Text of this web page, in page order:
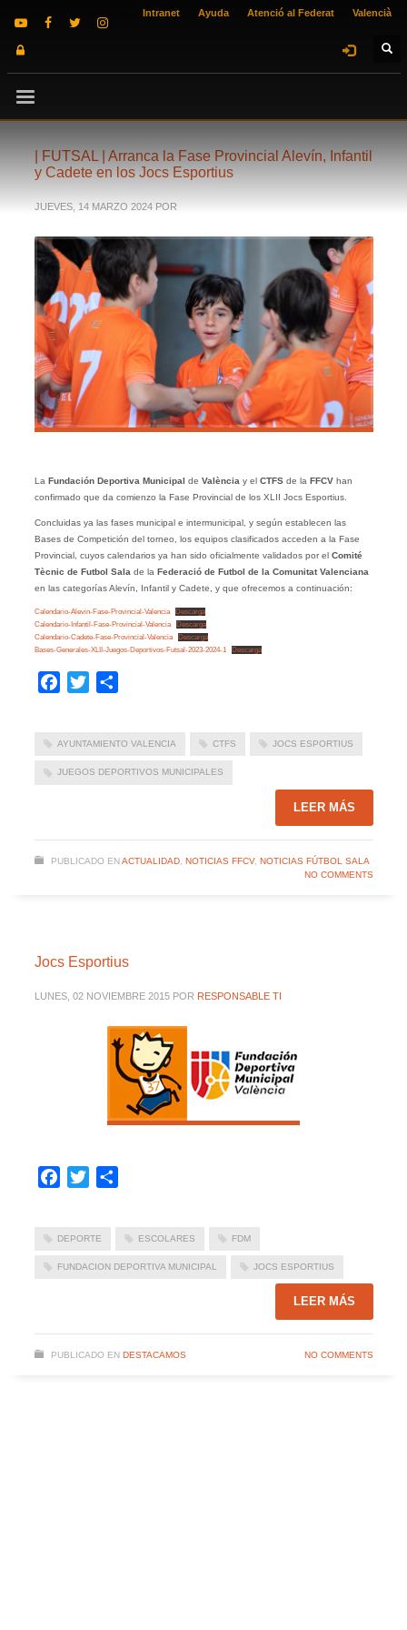
Intranet Ayuda Atenció al Federat Valencià
| FUTSAL | Arranca la Fase Provincial Alevín, Infantil
y Cadete en los Jocs Esportius
JUEVES, 14 MARZO 2024 POR
La Fundación Deportiva Municipal de València y el CTFS de la FFCV han
confirmado que da comienzo la Fase Provincial de los XLII Jocs Esportius.
Concluidas ya las fases municipal e intermunicipal, y según establecen las
Bases de Competición del torneo, los equipos clasificados acceden a la Fase
Provincial, cuyos calendarios ya han sido oficialmente validados por el Comité
Tècnic de Futbol Sala de la Federació de Futbol de la Comunitat Valenciana
en las categorías Alevín, Infantil y Cadete, y que ofrecemos a continuación:
Calendario-Alevin-Fase-Provincial-Valencia
Descarga
Calendario-Infantil-Fase-Provincial-Valencia
Descarga
Calendario-Cadete-Fase-Provincial-Valencia
Descarga
Bases-Generales-XLII-Juegos-Deportivos-Futsal-2023-2024-1
Descarga
Facebook
Twitter
AYUNTAMIENTO VALENCIA CTFS JOCS ESPORTIUS
JUEGOS DEPORTIVOS MUNICIPALES
LEER MÁS
PUBLICADO EN ACTUALIDAD, NOTICIAS FFCV, NOTICIAS FÚTBOL SALA
NO COMMENTS
Jocs Esportius
LUNES, 02 NOVIEMBRE 2015 POR RESPONSABLE TI
Facebook
Twitter
DEPORTE ESCOLARES FDM
FUNDACION DEPORTIVA MUNICIPAL JOCS ESPORTIUS
LEER MÁS
PUBLICADO EN DESTACAMOS NO COMMENTS